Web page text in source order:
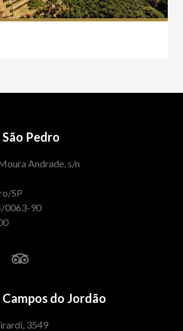
Pedro
Andrade, s/n
SP
0063-90
do Jordão
3549